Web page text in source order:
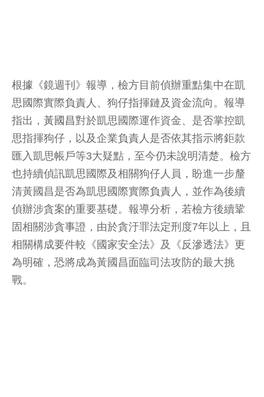
根據《鏡週刊》報導，檢方目前偵辦重點集中在凱
思國際實際負責人、狗仔指揮鏈及資金流向。報導
指出， 黃國昌對於凱思國際運作資金、是否掌控凱
思指揮狗仔，以及企業負責人是否依其指示將鉅款
匯入凱思帳戶等3大疑點，至今仍未說明清楚。檢方
也持續偵訊凱思國際及相關狗仔人員，盼進一步釐
清黃國昌是否為凱思國際實際負責人，並作為後續
偵辦涉貪案的重要基礎。報導分析，若檢方後續鞏
固相關涉貪事證，由於貪汙罪法定刑度7年以上，且
相關構成要件較《國家安全法》及《反滲透法》更
為明確，恐將成為黃國昌面臨司法攻防的最大挑
戰。